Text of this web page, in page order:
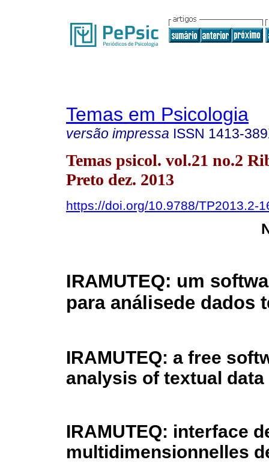
Temas em Psicologia
versão impressa ISSN 1413-
Temas psicol. vol.21 no.2
Preto dez. 2013
https://doi.org/10.9788/TP2013.2-
IRAMUTEQ: um
para análisede dados
IRAMUTEQ: a free
analysis of textual data
IRAMUTEQ: interface
multidimensionnelles